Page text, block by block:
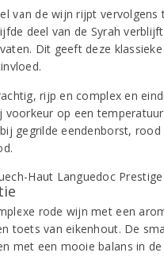
van de wijn rijpt
deel van de Syrah
Dit geeft deze
rijp en complex en
voorkeur op een
gegrilde eendenborst,
rode wijn met een
toets van eikenhout. De
met een mooie balans in